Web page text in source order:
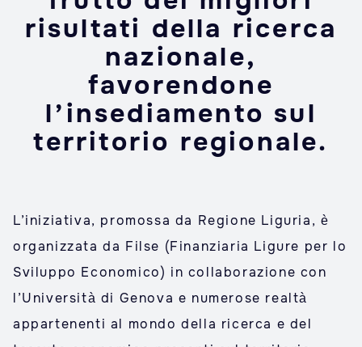
risultati della ricerca
nazionale,
favorendone
l’insediamento sul
territorio regionale.
L’iniziativa, promossa da Regione Liguria, è
organizzata da Filse (Finanziaria Ligure per lo
Sviluppo Economico) in collaborazione con
l’Università di Genova e numerose realtà
appartenenti al mondo della ricerca e del